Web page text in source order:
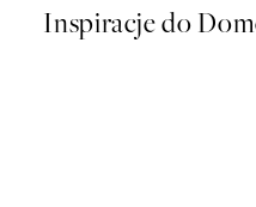
Inspiracje do